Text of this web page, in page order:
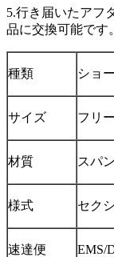
5.行き届いたアフ
品に交換可能です。
種類 ショ
サイズ フリー
材質 スパ
様式 セク
速達便 EMS/